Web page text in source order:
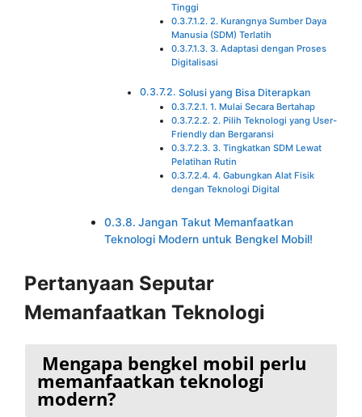
Tinggi
2. Kurangnya Sumber Daya
Manusia (SDM) Terlatih
3. Adaptasi dengan Proses
Digitalisasi
Solusi yang Bisa Diterapkan
1. Mulai Secara Bertahap
2. Pilih Teknologi yang User-
Friendly dan Bergaransi
3. Tingkatkan SDM Lewat
Pelatihan Rutin
4. Gabungkan Alat Fisik
dengan Teknologi Digital
Jangan Takut Memanfaatkan
Teknologi Modern untuk Bengkel Mobil!
Pertanyaan Seputar
Memanfaatkan Teknologi
Mengapa bengkel mobil perlu
memanfaatkan teknologi
modern?